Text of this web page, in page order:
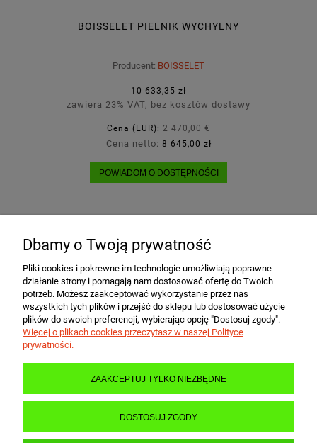
BOISSELET PIELNIK WYCHYLNY
Producent: BOISSELET
10 633,35 zł
zawiera 23% VAT, bez kosztów dostawy
Cena (EUR): 2 470,00 €
Cena netto: 8 645,00 zł
POWIADOM O DOSTĘPNOŚCI
POMOC
MOJE KONTO
PŁATNOŚCI I DOSTAWA
INFORMACJE
Dbamy o Twoją prywatność
Pliki cookies i pokrewne im technologie umożliwiają poprawne
działanie strony i pomagają nam dostosować ofertę do Twoich
potrzeb. Możesz zaakceptować wykorzystanie przez nas
wszystkich tych plików i przejść do sklepu lub dostosować użycie
plików do swoich preferencji, wybierając opcję "Dostosuj zgody".
Więcej o plikach cookies przeczytasz w naszej Polityce
prywatności.
ZAAKCEPTUJ TYLKO NIEZBĘDNE
DOSTOSUJ ZGODY